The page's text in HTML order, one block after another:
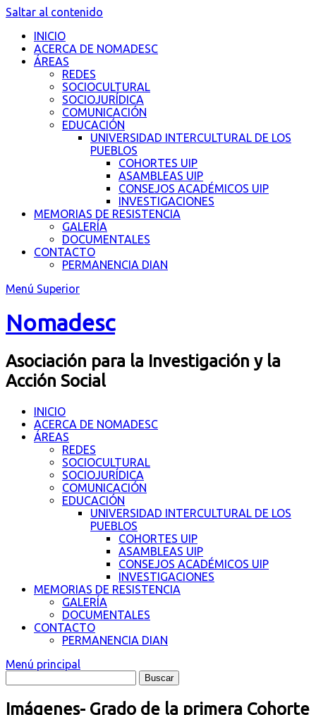
Saltar al contenido
INICIO
ACERCA DE NOMADESC
ÁREAS
REDES
SOCIOCULTURAL
SOCIOJURÍDICA
COMUNICACIÓN
EDUCACIÓN
UNIVERSIDAD INTERCULTURAL DE LOS
PUEBLOS
COHORTES UIP
ASAMBLEAS UIP
CONSEJOS ACADÉMICOS UIP
INVESTIGACIONES
MEMORIAS DE RESISTENCIA
GALERÍA
DOCUMENTALES
CONTACTO
PERMANENCIA DIAN
Menú Superior
Nomadesc
Asociación para la Investigación y la
Acción Social
INICIO
ACERCA DE NOMADESC
ÁREAS
REDES
SOCIOCULTURAL
SOCIOJURÍDICA
COMUNICACIÓN
EDUCACIÓN
UNIVERSIDAD INTERCULTURAL DE LOS
PUEBLOS
COHORTES UIP
ASAMBLEAS UIP
CONSEJOS ACADÉMICOS UIP
INVESTIGACIONES
MEMORIAS DE RESISTENCIA
GALERÍA
DOCUMENTALES
CONTACTO
PERMANENCIA DIAN
Menú principal
Imágenes- Grado de la primera Cohorte